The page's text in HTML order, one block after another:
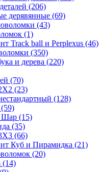
(206)
дерявянные (69)
(43)
(1)
Track ball и Perplexus (46)
(350)
и дерева (220)
(70)
(23)
(128)
(59)
Шар (15)
(35)
(66)
Куб и Пирамидка (21)
(20)
(14)